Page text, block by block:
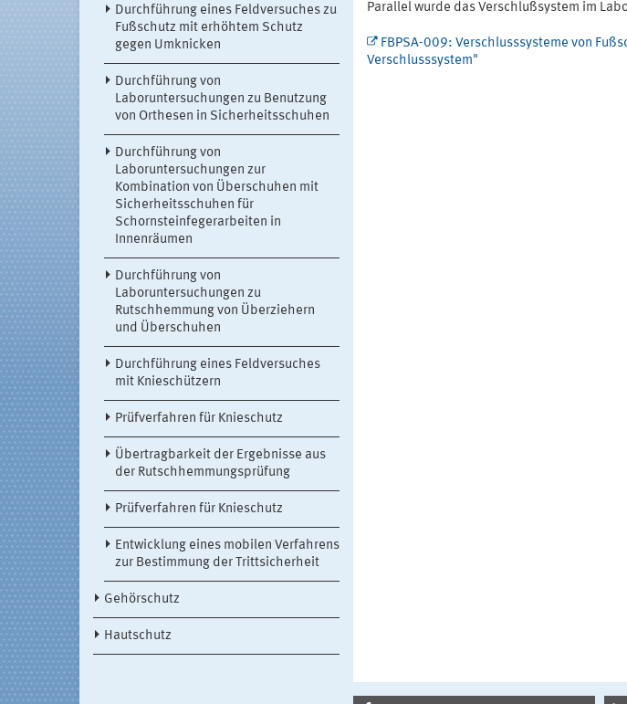
Durchführung eines Feldversuches zu
Fußschutz mit erhöhtem Schutz
gegen Umknicken
Durchführung von
Laboruntersuchungen zu Benutzung
von Orthesen in Sicherheitsschuhen
Durchführung von
Laboruntersuchungen zur
Kombination von Überschuhen mit
Sicherheitsschuhen für
Schornsteinfegerarbeiten in
Innenräumen
Durchführung von
Laboruntersuchungen zu
Rutschhemmung von Überziehern
und Überschuhen
Durchführung eines Feldversuches
mit Knieschützern
Prüfverfahren für Knieschutz
Übertragbarkeit der Ergebnisse aus
der Rutschhemmungsprüfung
Prüfverfahren für Knieschutz
Entwicklung eines mobilen Verfahrens
zur Bestimmung der Trittsicherheit
Gehörschutz
Hautschutz
Parallel wurde das Verschlußsystem im
FBPSA-009: Verschlusssysteme von
Verschlusssystem"